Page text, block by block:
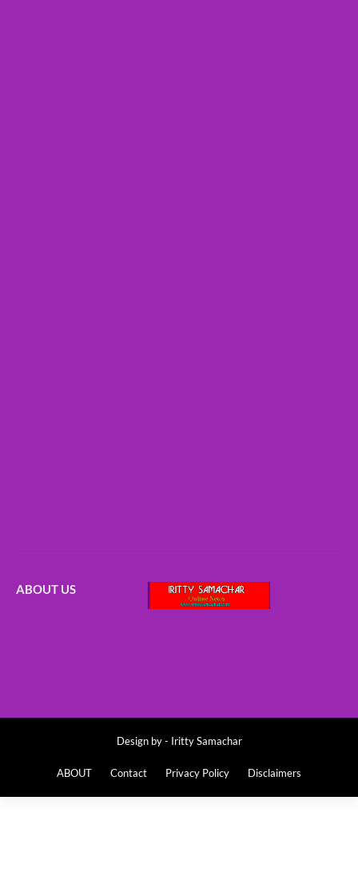
ABOUT US
Design by - Iritty Samachar
ABOUT Contact Privacy Policy Disclaimers